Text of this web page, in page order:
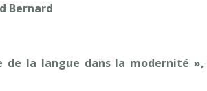
Bernard
de la langue dans la modernité »,